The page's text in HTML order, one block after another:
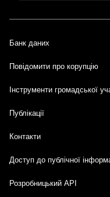
Footer
Банк даних
Повідомити про корупцію
Інструменти громадської
Публікації
Контакти
Доступ до публічної
Розробницький API